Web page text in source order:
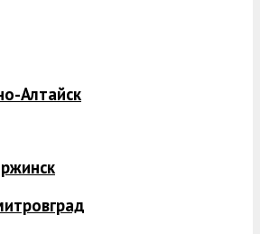
Алтайск